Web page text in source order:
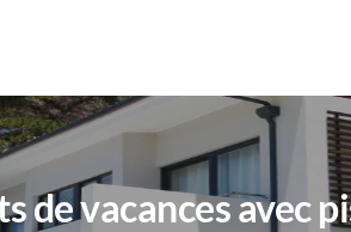
de vacances avec